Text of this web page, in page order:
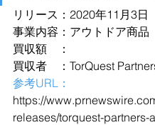
リリース：2020年11月3日
事業内容：アウトドア商品
買収額　：
買収者　：TorQuest
参考URL：
https://
releases/torquest-partners-